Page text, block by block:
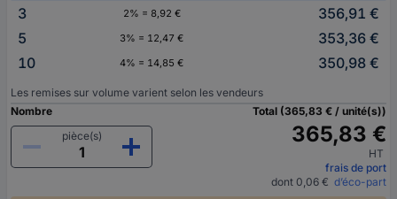
3
2% = 8,92 €
356,91 €
5
3% = 12,47 €
353,36 €
10
4% = 14,85 € 350,98 €
Les remises sur volume varient selon les vendeurs
Nombre
pièce(s)
Total (365,83 € / unité(s))
365,83 €
HT
frais de port
dont 0,06 € d’éco-part